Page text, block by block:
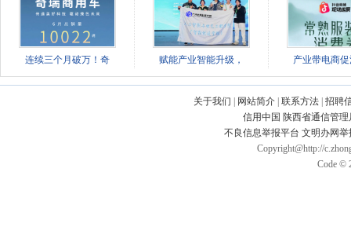
连续三个月破万！奇 赋能产业智能升级， 产业带电商
关于我们 | 网站简介 | 联系方法 | 招聘
信用中国 陕西省通信管理
不良信息举报平台 文明办网
Copyright@http://
Code ©